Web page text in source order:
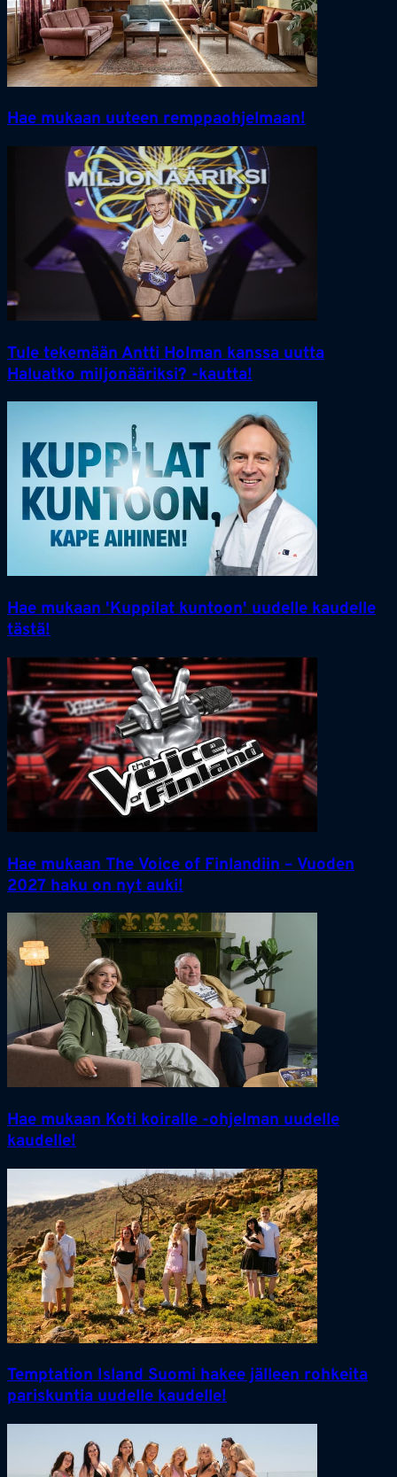
Hae mukaan uuteen remppaohjelmaan!
Tule tekemään Antti Holman kanssa uutta
Haluatko miljonääriksi? -kautta!
Hae mukaan 'Kuppilat kuntoon' uudelle kaudelle
tästä!
Hae mukaan The Voice of Finlandiin – Vuoden
2027 haku on nyt auki!
Hae mukaan Koti koiralle -ohjelman uudelle
kaudelle!
Temptation Island Suomi hakee jälleen rohkeita
pariskuntia uudelle kaudelle!